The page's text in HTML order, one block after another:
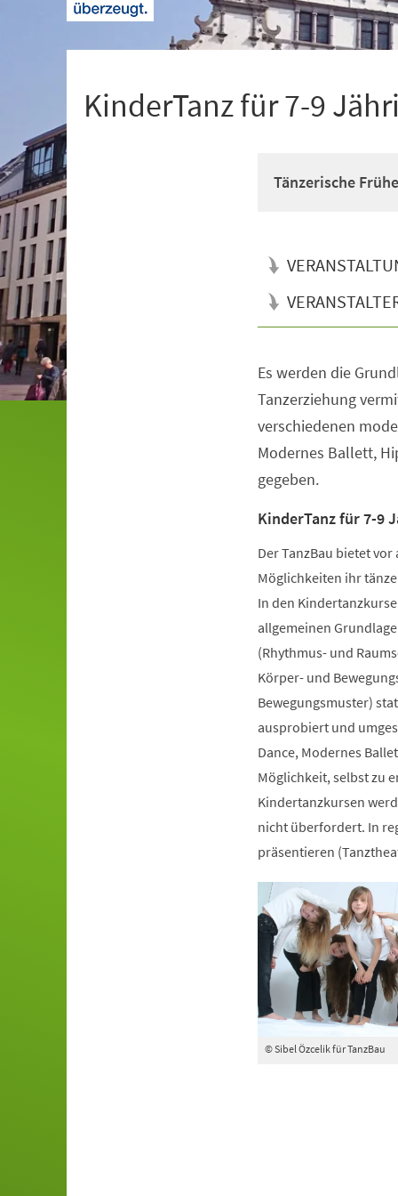
KinderTanz für 7-9
Tänzerische
Es werden die
Tanzerziehung
verschiedenen
Modernes Ballett,
gegeben.
KinderTanz für 7-9
Der TanzBau bietet
Möglichkeiten ihr
In den
allgemeinen
(Rhythmus- und
Körper- und
Bewegungsmuster)
ausprobiert und
Dance, Modernes
Möglichkeit, selbst zu
Kindertanzkursen
nicht überfordert. In
präsentieren
© Sibel Özcelik für TanzBau